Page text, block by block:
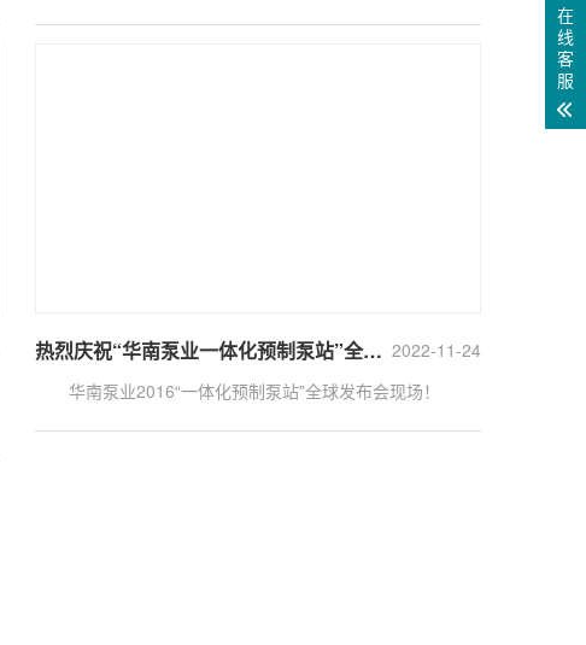
2022-11-24
热烈庆祝“华南泵业一体化预制泵站”全球发布会取得圆满成功
华南泵业2016“一体化预制泵站”全球发布会现场！
在
线
客
服